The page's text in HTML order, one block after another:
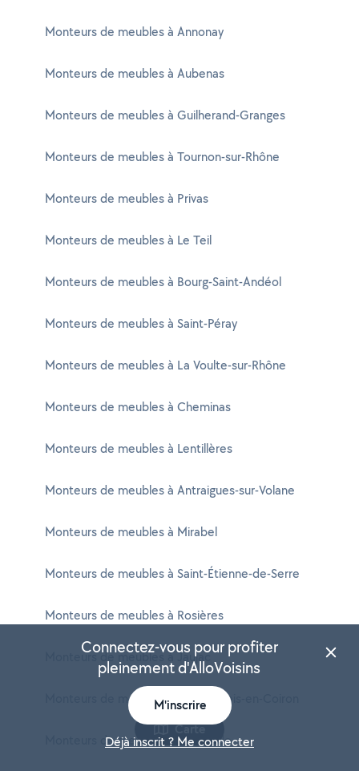
Monteurs de meubles à Annonay
Monteurs de meubles à Aubenas
Monteurs de meubles à Guilherand-Granges
Monteurs de meubles à Tournon-sur-Rhône
Monteurs de meubles à Privas
Monteurs de meubles à Le Teil
Monteurs de meubles à Bourg-Saint-Andéol
Monteurs de meubles à Saint-Péray
Monteurs de meubles à La Voulte-sur-Rhône
Monteurs de meubles à Cheminas
Monteurs de meubles à Lentillères
Monteurs de meubles à Antraigues-sur-Volane
Monteurs de meubles à Mirabel
Monteurs de meubles à Saint-Étienne-de-Serre
Monteurs de meubles à Rosières
Monteurs de meubles à Jaujac
Monteurs de meubles à Saint-Gineis-en-Coiron
Monteurs de meubles à Labégude
Carte
Connectez-vous pour profiter
pleinement d'AlloVoisins
M'inscrire
Déjà inscrit ? Me connecter